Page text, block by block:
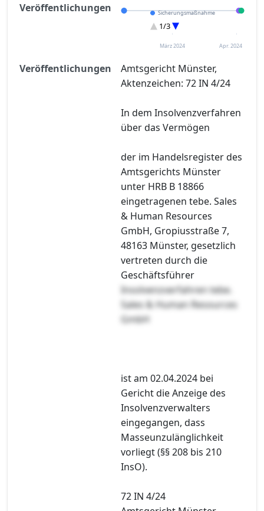
Veröffentlichungen
Sicherungsmaßnahme
Eröffnung
Sonstiges
1/3
März 2024 Apr. 2024
Veröffentlichungen
Amtsgericht Münster,
Aktenzeichen: 72 IN 4/24
In dem Insolvenzverfahren
über das Vermögen
der im Handelsregister des
Amtsgerichts Münster
unter HRB B 18866
eingetragenen tebe. Sales
& Human Resources
GmbH, Gropiusstraße 7,
48163 Münster, gesetzlich
vertreten durch die
Geschäftsführer
Insolvenzverfahren tebe.
Sales & Human Resources
GmbH
ist am 02.04.2024 bei
Gericht die Anzeige des
Insolvenzverwalters
eingegangen, dass
Masseunzulänglichkeit
vorliegt (§§ 208 bis 210
InsO).
72 IN 4/24